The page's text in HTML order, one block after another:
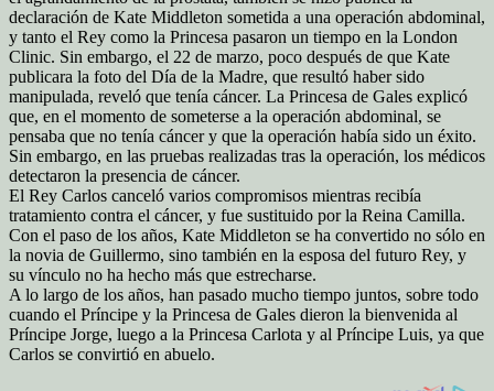
declaración de Kate Middleton sometida a una operación abdominal,
y tanto el Rey como la Princesa pasaron un tiempo en la London
Clinic. Sin embargo, el 22 de marzo, poco después de que Kate
publicara la foto del Día de la Madre, que resultó haber sido
manipulada, reveló que tenía cáncer. La Princesa de Gales explicó
que, en el momento de someterse a la operación abdominal, se
pensaba que no tenía cáncer y que la operación había sido un éxito.
Sin embargo, en las pruebas realizadas tras la operación, los médicos
detectaron la presencia de cáncer.
El Rey Carlos canceló varios compromisos mientras recibía
tratamiento contra el cáncer, y fue sustituido por la Reina Camilla.
Con el paso de los años, Kate Middleton se ha convertido no sólo en
la novia de Guillermo, sino también en la esposa del futuro Rey, y
su vínculo no ha hecho más que estrecharse.
A lo largo de los años, han pasado mucho tiempo juntos, sobre todo
cuando el Príncipe y la Princesa de Gales dieron la bienvenida al
Príncipe Jorge, luego a la Princesa Carlota y al Príncipe Luis, ya que
Carlos se convirtió en abuelo.